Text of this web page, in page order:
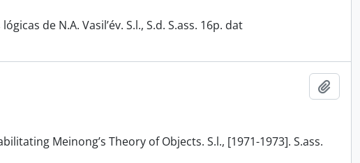
de N.A. Vasil’év. S.l., S.d. S.ass. 16p. dat
Meinong’s Theory of Objects. S.l., [1971-1973]. S.ass.